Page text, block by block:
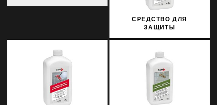
СРЕДСТВО ДЛЯ
ЗАЩИТЫ
SOPRO MNW 706/1 1Л